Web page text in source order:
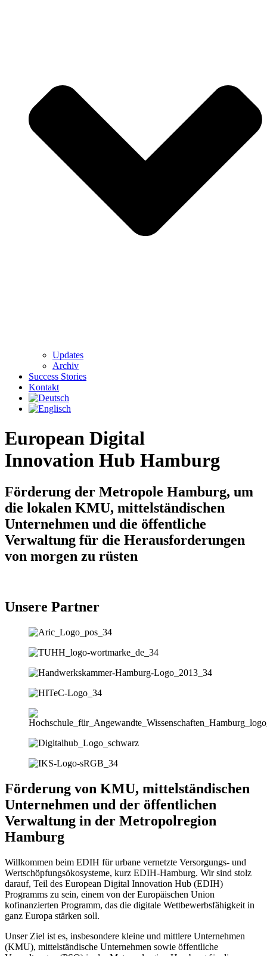
Updates
Archiv
Success Stories
Kontakt
European Digital
Innovation Hub Hamburg
Förderung der Metropole Hamburg, um
die lokalen KMU, mittelständischen
Unternehmen und die öffentliche
Verwaltung für die Herausforderungen
von morgen zu rüsten
Unsere Partner
Förderung von KMU, mittelständischen
Unternehmen und der öffentlichen
Verwaltung in der Metropolregion
Hamburg
Willkommen beim EDIH für urbane vernetzte Versorgungs- und
Wertschöpfungsökosysteme, kurz EDIH-Hamburg. Wir sind stolz
darauf, Teil des European Digital Innovation Hub (EDIH)
Programms zu sein, einem von der Europäischen Union
kofinanzierten Programm, das die digitale Wettbewerbsfähigkeit in
ganz Europa stärken soll.
Unser Ziel ist es, insbesondere kleine und mittlere Unternehmen
(KMU), mittelständische Unternehmen sowie öffentliche